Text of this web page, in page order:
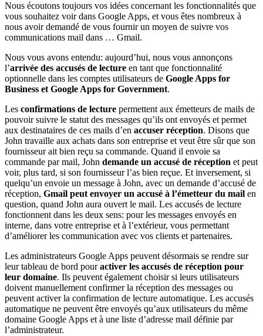
Nous écoutons toujours vos idées concernant les fonctionnalités que
vous souhaitez voir dans Google Apps, et vous êtes nombreux à
nous avoir demandé de vous fournir un moyen de suivre vos
communications mail dans … Gmail.
Nous vous avons entendu: aujourd’hui, nous vous annonçons
l’arrivée des accusés de lecture en tant que fonctionnalité
optionnelle dans les comptes utilisateurs de Google Apps for
Business et Google Apps for Government.
Les confirmations de lecture permettent aux émetteurs de mails de
pouvoir suivre le statut des messages qu’ils ont envoyés et permet
aux destinataires de ces mails d’en accuser réception. Disons que
John travaille aux achats dans son entreprise et veut être sûr que son
fournisseur ait bien reçu sa commande. Quand il envoie sa
commande par mail, John demande un accusé de réception et peut
voir, plus tard, si son fournisseur l’as bien reçue. Et inversement, si
quelqu’un envoie un message à John, avec un demande d’accusé de
réception, Gmail peut envoyer un accusé à l’émetteur du mail en
question, quand John aura ouvert le mail. Les accusés de lecture
fonctionnent dans les deux sens: pour les messages envoyés en
interne, dans votre entreprise et à l’extérieur, vous permettant
d’améliorer les communication avec vos clients et partenaires.
Les administrateurs Google Apps peuvent désormais se rendre sur
leur tableau de bord pouractiver les accusés de réception pour
leur domaine. Ils peuvent également choisir si leurs utilisateurs
doivent manuellement confirmer la réception des messages ou
peuvent activer la confirmation de lecture automatique. Les accusés
automatique ne peuvent être envoyés qu’aux utilisateurs du même
domaine Google Apps et à une liste d’adresse mail définie par
l’administrateur.